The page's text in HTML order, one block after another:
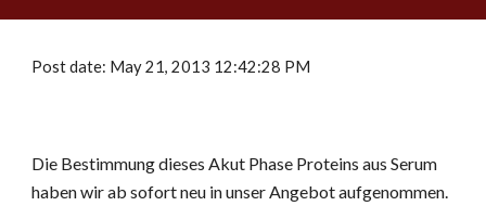
Post date: May 21, 2013 12:42:28 PM
Die Bestimmung dieses Akut Phase Proteins aus Serum
haben wir ab sofort neu in unser Angebot aufgenommen.